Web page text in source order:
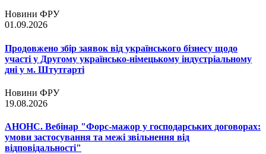
Новини ФРУ
01.09.2026
Продовжено збір заявок від українського бізнесу щодо
участі у Другому українсько-німецькому індустріальному
дні у м. Штутгарті
Новини ФРУ
19.08.2026
АНОНС. Вебінар "Форс-мажор у господарських договорах:
умови застосування та межі звільнення від
відповідальності"